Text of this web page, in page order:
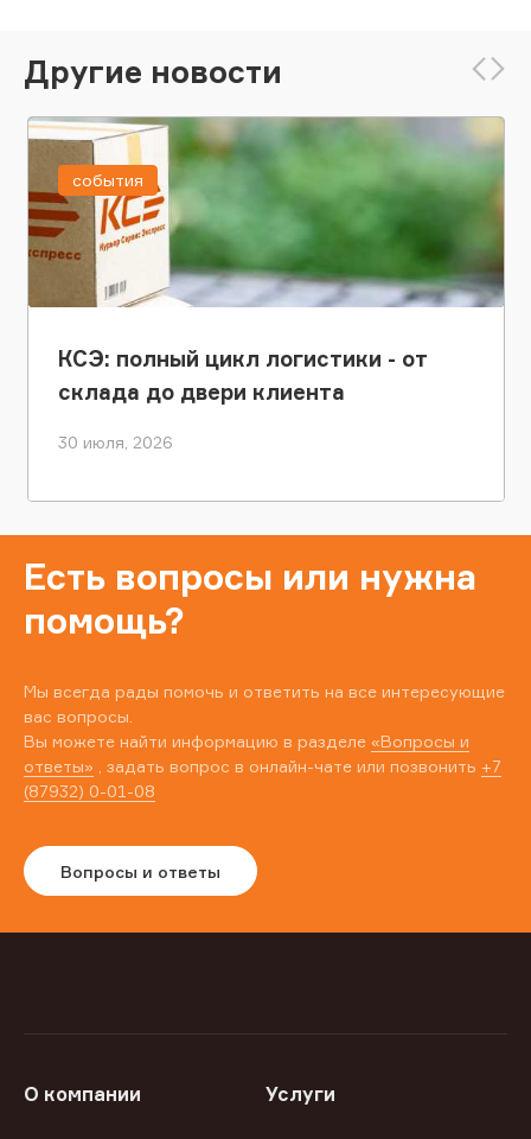
Другие новости
КСЭ: полный цикл логистики - от
склада до двери клиента
30 июля, 2026
события
Есть вопросы или нужна
помощь?
Мы всегда рады помочь и ответить на все интересующие
вас вопросы.
Вы можете найти информацию в разделе «Вопросы и
ответы» , задать вопрос в онлайн-чате или позвонить +7
(87932) 0-01-08
Вопросы и ответы
О компании Услуги